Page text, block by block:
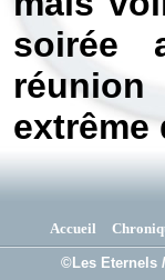
soirée
extrême
Accueil
©Les Eternels